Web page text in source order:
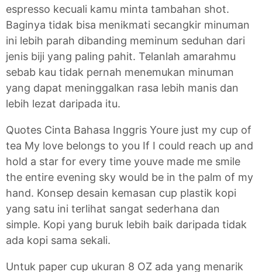
espresso kecuali kamu minta tambahan shot.
Baginya tidak bisa menikmati secangkir minuman
ini lebih parah dibanding meminum seduhan dari
jenis biji yang paling pahit. Telanlah amarahmu
sebab kau tidak pernah menemukan minuman
yang dapat meninggalkan rasa lebih manis dan
lebih lezat daripada itu.
Quotes Cinta Bahasa Inggris Youre just my cup of
tea My love belongs to you If I could reach up and
hold a star for every time youve made me smile
the entire evening sky would be in the palm of my
hand. Konsep desain kemasan cup plastik kopi
yang satu ini terlihat sangat sederhana dan
simple. Kopi yang buruk lebih baik daripada tidak
ada kopi sama sekali.
Untuk paper cup ukuran 8 OZ ada yang menarik